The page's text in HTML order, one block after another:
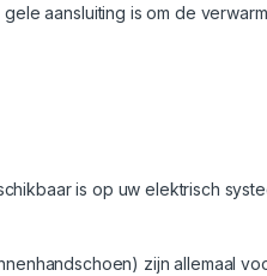
aansluiting is om de
is op uw elektrisch
zijn allemaal